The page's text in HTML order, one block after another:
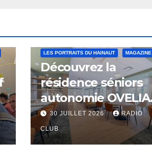
LES PORTRAITS DU HAINAUT MAGAZINE
Découvrez la
résidence séniors
autonomie OVELIA
à Saint-Saulve
30 JUILLET 2026 RADIO
CLUB